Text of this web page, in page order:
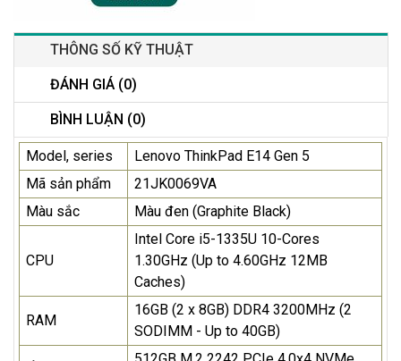
THÔNG SỐ KỸ THUẬT
ĐÁNH GIÁ (0)
BÌNH LUẬN (0)
Model, series
Lenovo ThinkPad E14 Gen 5
Mã sản phẩm
21JK0069VA
Màu sắc
Màu đen (Graphite Black)
CPU
Intel Core i5-1335U 10-Cores
1.30GHz (Up to 4.60GHz 12MB
Caches)
RAM
16GB (2 x 8GB) DDR4 3200MHz (2
SODIMM - Up to 40GB)